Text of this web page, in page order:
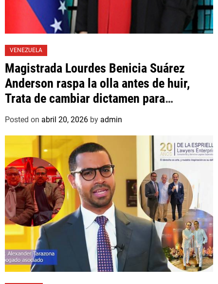
VENEZUELA
Magistrada Lourdes Benicia Suárez
Anderson raspa la olla antes de huir,
Trata de cambiar dictamen para
favorecer a mafioso que René Díaz
Toledo, expropietario de «Superautos
Las Mercedes»
Posted on abril 20, 2026 by admin